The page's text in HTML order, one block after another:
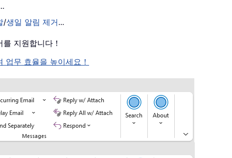
/생일 알림 제거...
지원합니다！
무 효율을 높이세요！